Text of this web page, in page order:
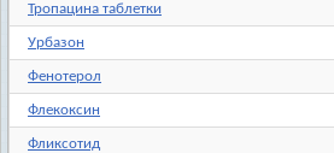
Тропацина таблетки
Урбазон
Фенотерол
Флекоксин
Фликсотид